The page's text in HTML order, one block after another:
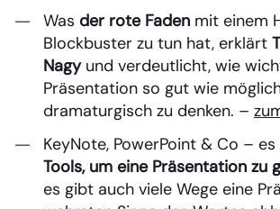
Was der rote Faden mit einem
Blockbuster zu tun hat, erklärt
Nagyund verdeutlicht, wie
Präsentation so gut wie
dramaturgisch zu denken. –
KeyNote, PowerPoint & Co –
Tools, um eine Präsentation zu
es gibt auch viele Wege eine